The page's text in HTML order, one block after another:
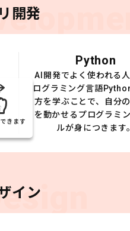
開発
Python
AI開発でよく使われる
ログラミング言語
方を学ぶことで、自分
を動かせるプログラミ
ルが身につきます
きます
イン